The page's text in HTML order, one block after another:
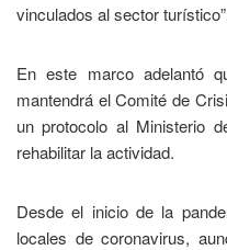
vinculados al sector
En este marco adelantó
mantendrá el Comité de
un protocolo al Ministerio
rehabilitar la actividad.
Desde el inicio de la
locales de coronavirus,